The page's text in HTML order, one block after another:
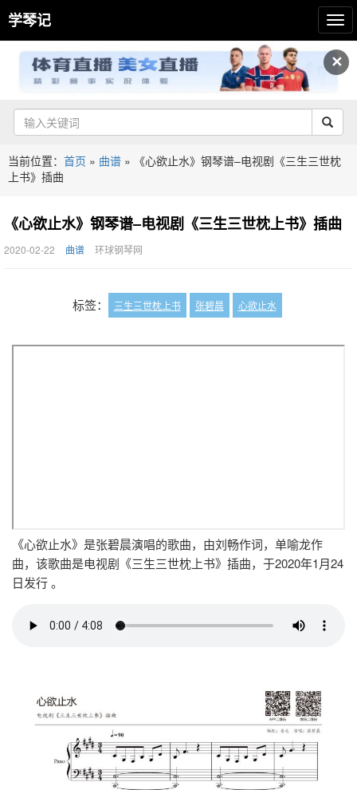
✕
学琴记
当前位置： 首页 » 曲谱 » 《心欲止水》钢琴谱–电视剧《三生三世枕
上书》插曲
《心欲止水》钢琴谱–电视剧《三生三世枕上书》插曲
2020-02-22 曲谱 环球钢琴网
标签： 三生三世枕上书 张碧晨 心欲止水
《心欲止水》是张碧晨演唱的歌曲，由刘畅作词，单喻龙作
曲，该歌曲是电视剧《三生三世枕上书》插曲，于2020年1月24
日发行 。